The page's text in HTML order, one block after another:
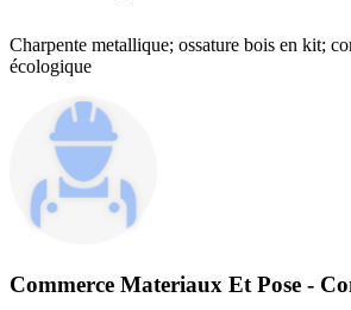
Charpente metallique; ossature bois en kit;
écologique
Commerce Materiaux Et Pose -